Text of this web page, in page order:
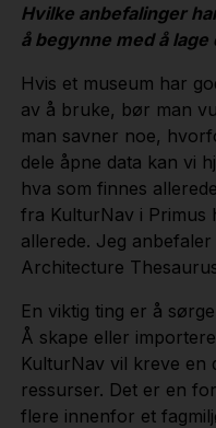
Hvilke anbefalinger
å begynne med å
Hvis et museum har
av å bruke, bør man
man savner noe,
dele åpne data kan vi
hva som finnes
fra KulturNav i Primus
allerede. Jeg
Architecture
En viktig ting er å
Å skape eller
KulturNav vil kreve en
ressurser. Det er en
flere innenfor et